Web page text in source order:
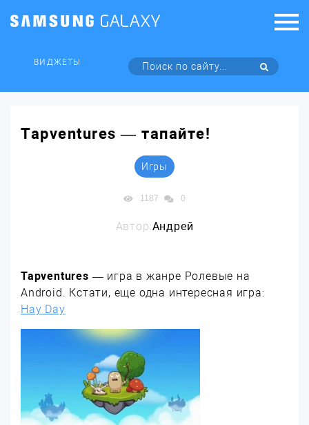
ВИДЖЕТЫ
Tapventures — тапайте!
Игры
1187 0
Автор:Андрей
Tapventures — игра в жанре Ролевые на
Android. Кстати, еще одна интересная игра:
Hay Day